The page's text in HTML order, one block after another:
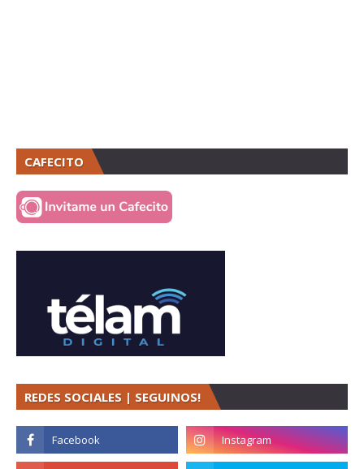
CAFECITO
REDES SOCIALES | SEGUINOS!